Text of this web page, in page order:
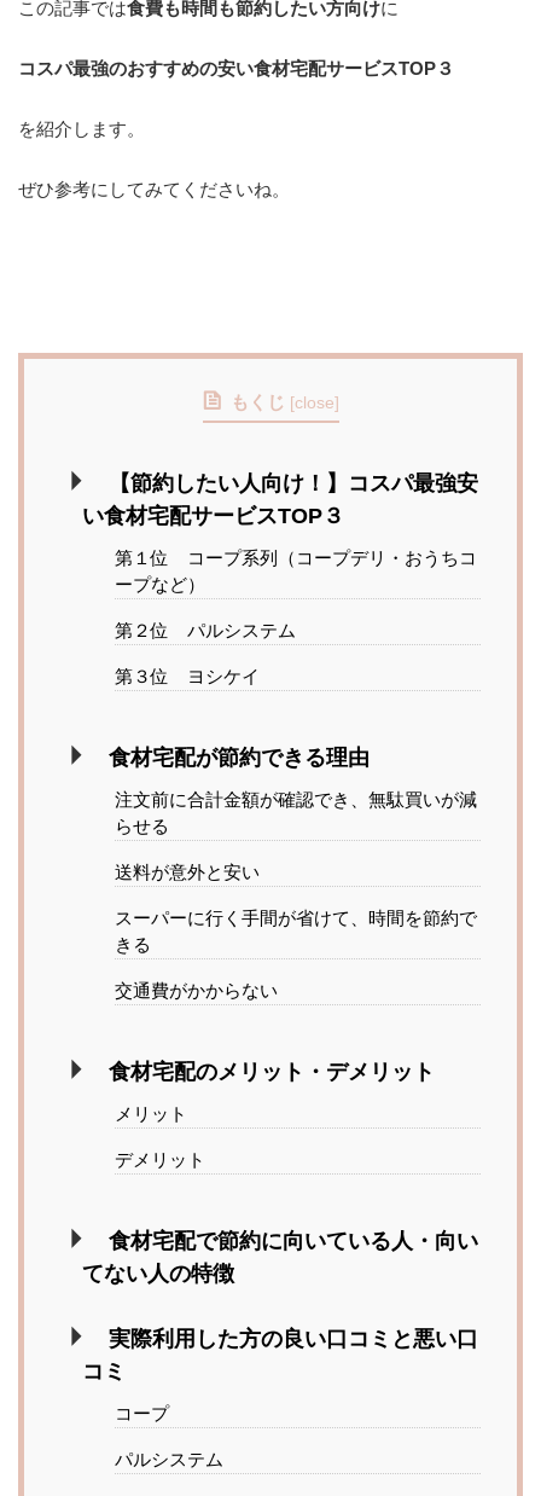
この記事では食費も時間も節約したい方向けに
コスパ最強のおすすめの安い食材宅配サービスTOP３
を紹介します。
ぜひ参考にしてみてくださいね。
もくじ [close]
【節約したい人向け！】コスパ最強安
い食材宅配サービスTOP３
第１位 コープ系列（コープデリ・おうちコ
ープなど）
第２位 パルシステム
第３位 ヨシケイ
食材宅配が節約できる理由
注文前に合計金額が確認でき、無駄買いが減
らせる
送料が意外と安い
スーパーに行く手間が省けて、時間を節約で
きる
交通費がかからない
食材宅配のメリット・デメリット
メリット
デメリット
食材宅配で節約に向いている人・向い
てない人の特徴
実際利用した方の良い口コミと悪い口
コミ
コープ
パルシステム